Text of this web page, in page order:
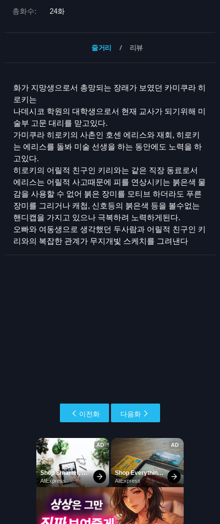
총화수: 24화
줄거리 리뷰
화가 지망생으로서 총망되는 장래가 보였던 카미쿠라 히
로키는
나데시코 학원의 대학생으로서 현재 교사가 되기위해 미
술부 고문 대리를 맏고있다.
가미쿠라 히로키의 사촌인 호센 에리스와 재회, 히로키
는 에리스를 돌봐 미술 선생을 하는 동안에도 노력을 하
고있다.
히로키의 어릴적 친구인 키리와는 같은 직장 동료로서
에리스는 어릴적 사고때문에 피를 연상시키는 붉은색 물
감을 사용할 수 없어 붉은 장미를 모티브 하더라도 푸른
장미를 그리거나 캐첩, 신호등의 붉은색 등을 볼수없는
핸디캡을 가지고 있으나 극복하려 노력하게된다.
오빠와 여동생으로 생각했던 두사람과 어릴적 친구인 키
리와의 복잡한 관계가 무지개빛 스케치를 그려낸다
이전화 다음화